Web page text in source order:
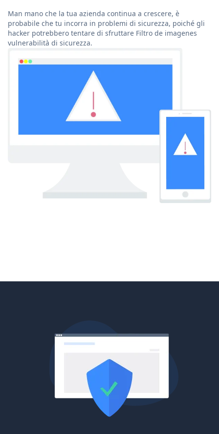
Man mano che la tua azienda continua a crescere, è
probabile che tu incorra in problemi di sicurezza, poiché gli
hacker potrebbero tentare di sfruttare Filtro de imagenes
vulnerabilità di sicurezza.